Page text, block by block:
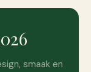
smaak en